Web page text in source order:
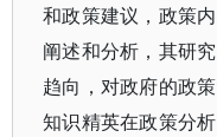
和政策建议，政策
阐述和分析，其研
趋向，对政府的政
知识精英在政策分